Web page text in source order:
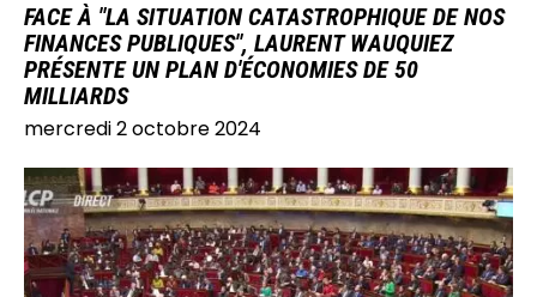
FACE À "LA SITUATION CATASTROPHIQUE DE NOS
FINANCES PUBLIQUES", LAURENT WAUQUIEZ
PRÉSENTE UN PLAN D'ÉCONOMIES DE 50
MILLIARDS
mercredi 2 octobre 2024
IMAGE